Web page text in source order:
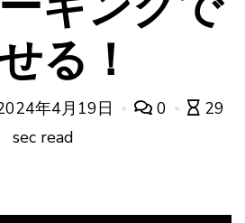
る！
年4月19日 0
29
sec read